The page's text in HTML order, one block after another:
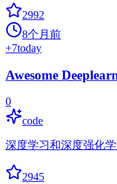
2992
8个月前
+7today
Awesome
0
code
深度学习和深度强化
2945